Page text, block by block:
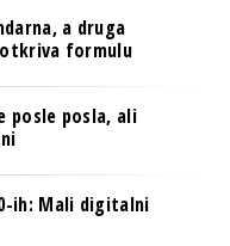
a druga
otkriva formulu
posle posla, ali
ih: Mali digitalni